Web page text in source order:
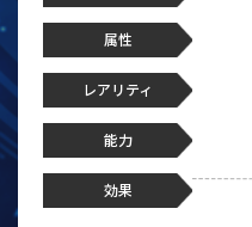
属性
レアリティ
能力
効果